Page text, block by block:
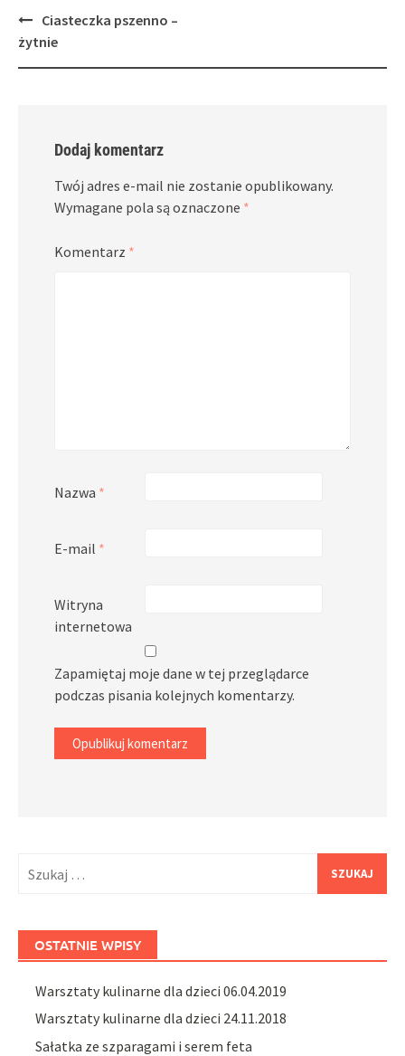
Post
navigation
Ciasteczka pszenno –
żytnie
Dodaj komentarz
Twój adres e-mail nie zostanie opublikowany.
Wymagane pola są oznaczone *
Komentarz *
Nazwa *
E-mail *
Witryna
internetowa
Zapamiętaj moje dane w tej przeglądarce
podczas pisania kolejnych komentarzy.
OSTATNIE WPISY
Warsztaty kulinarne dla dzieci 06.04.2019
Warsztaty kulinarne dla dzieci 24.11.2018
Sałatka ze szparagami i serem feta